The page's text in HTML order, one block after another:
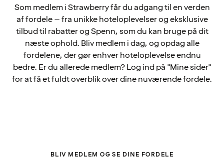
Som medlem i Strawberry får du adgang til en verden
af fordele – fra unikke hoteloplevelser og eksklusive
tilbud til rabatter og Spenn, som du kan bruge på dit
næste ophold. Bliv medlem i dag, og opdag alle
fordelene, der gør enhver hoteloplevelse endnu
bedre. Er du allerede medlem? Log ind på "Mine sider"
for at få et fuldt overblik over dine nuværende fordele.
BLIV MEDLEM OG SE DINE FORDELE